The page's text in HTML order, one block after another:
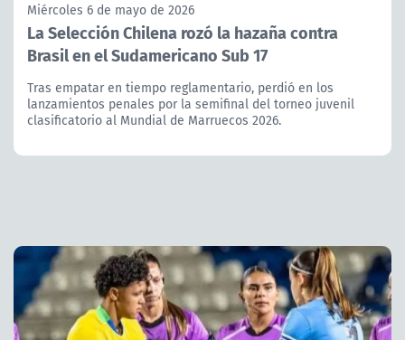
Miércoles 6 de mayo de 2026
La Selección Chilena rozó la hazaña contra
Brasil en el Sudamericano Sub 17
Tras empatar en tiempo reglamentario, perdió en los
lanzamientos penales por la semifinal del torneo juvenil
clasificatorio al Mundial de Marruecos 2026.